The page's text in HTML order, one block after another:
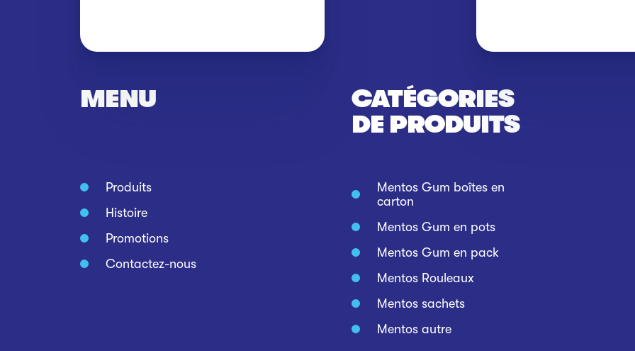
MENU
Produits
Histoire
Promotions
Contactez-nous
CATÉGORIES
DE PRODUITS
Mentos Gum boîtes en
carton
Mentos Gum en pots
Mentos Gum en pack
Mentos Rouleaux
Mentos sachets
Mentos autre